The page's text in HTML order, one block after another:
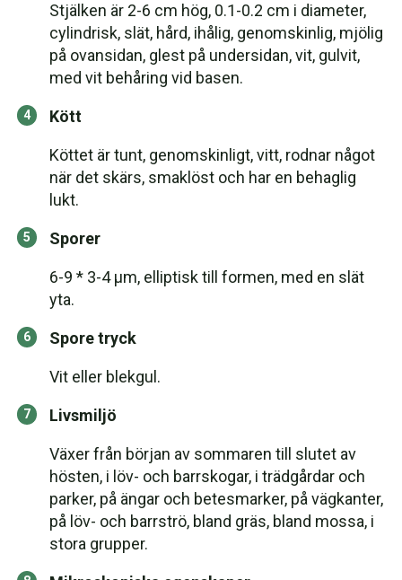
Stjälken är 2-6 cm hög, 0.1-0.2 cm i diameter,
cylindrisk, slät, hård, ihålig, genomskinlig, mjölig
på ovansidan, glest på undersidan, vit, gulvit,
med vit behåring vid basen.
Kött
Köttet är tunt, genomskinligt, vitt, rodnar något
när det skärs, smaklöst och har en behaglig
lukt.
Sporer
6-9 * 3-4 μm, elliptisk till formen, med en slät
yta.
Spore tryck
Vit eller blekgul.
Livsmiljö
Växer från början av sommaren till slutet av
hösten, i löv- och barrskogar, i trädgårdar och
parker, på ängar och betesmarker, på vägkanter,
på löv- och barrströ, bland gräs, bland mossa, i
stora grupper.